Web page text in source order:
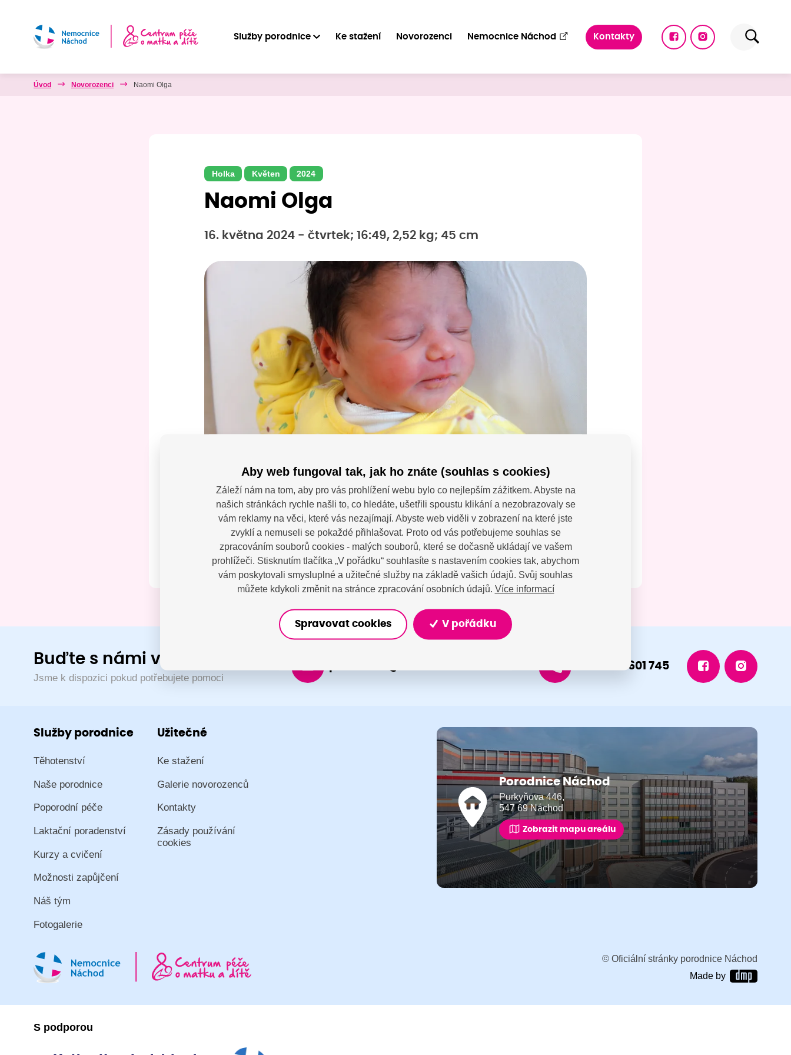
Služby porodnice Ke stažení Novorozenci Nemocnice Náchod Kontakty
Úvod Novorozenci Naomi Olga
Holka Květen 2024
Naomi Olga
16. května 2024 - čtvrtek; 16:49, 2,52 kg; 45 cm
Máte dotazy?
Kontaktujte nás
SDÍLEJTE:
Buďte s námi v kontaktu
Jsme k dispozici pokud potřebujete pomoci
+420 491 601 745
Služby porodnice
Těhotenství
Naše porodnice
Poporodní péče
Laktační poradenství
Kurzy a cvičení
Možnosti zapůjčení
Náš tým
Fotogalerie
Užitečné
Ke stažení
Galerie novorozenců
Kontakty
Zásady používání
cookies
Porodnice Náchod
Purkyňova 446,
547 69 Náchod
Zobrazit mapu areálu
© Oficiální stránky porodnice Náchod
Made by
S podporou
Aby web fungoval tak, jak ho znáte (souhlas s cookies)
Záleží nám na tom, aby pro vás prohlížení webu bylo co nejlepším zážitkem. Abyste na
našich stránkách rychle našli to, co hledáte, ušetřili spoustu klikání a nezobrazovaly se
vám reklamy na věci, které vás nezajímají. Abyste web viděli v zobrazení na které jste
zvyklí a nemuseli se pokaždé přihlašovat. Proto od vás potřebujeme souhlas se
zpracováním souborů cookies - malých souborů, které se dočasně ukládají ve vašem
prohlížeči. Stisknutím tlačítka „V pořádku“ souhlasíte s nastavením cookies tak, abychom
vám poskytovali smysluplné a užitečné služby na základě vašich údajů. Svůj souhlas
můžete kdykoli změnit na stránce zpracování osobních údajů. Více informací
Spravovat cookies V pořádku